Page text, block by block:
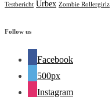
Testbericht Urbex Zombie Rollergirlz
Follow us
Facebook
500px
Instagram